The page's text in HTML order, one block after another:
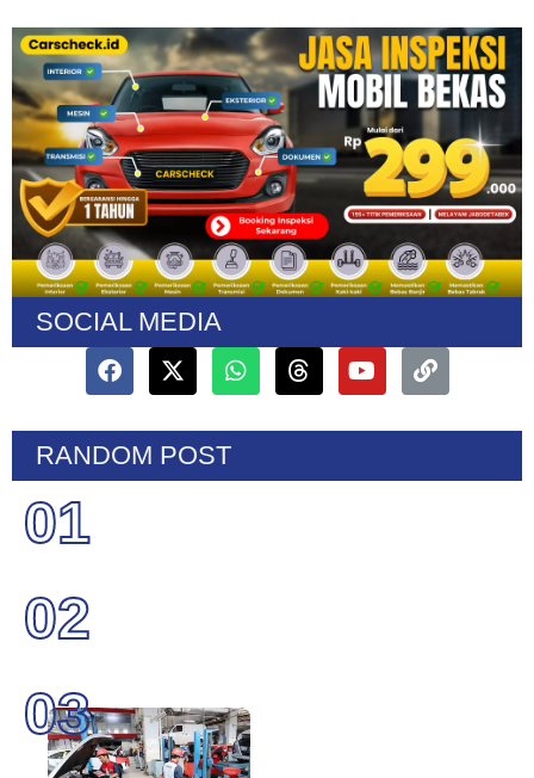
SOCIAL MEDIA
RANDOM POST
01
02
03